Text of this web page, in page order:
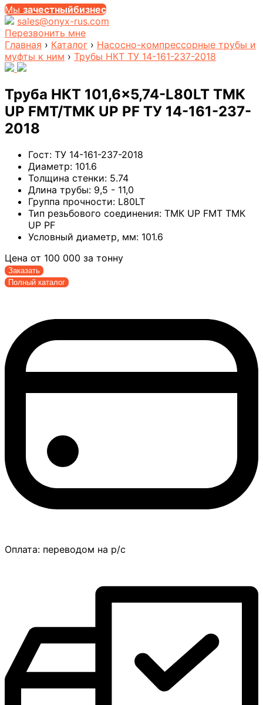
Мы зачестныйбизнес
sales@onyx-rus.com
Перезвонить мне
Главная › Каталог › Насосно-компрессорные трубы и
муфты к ним › Трубы НКТ ТУ 14-161-237-2018
Труба НКТ 101,6×5,74-L80LT ТМК
UP FMT/ТМК UP PF ТУ 14-161-237-
2018
Гост: ТУ 14-161-237-2018
Диаметр: 101.6
Толщина стенки: 5.74
Длина трубы: 9,5 - 11,0
Группа прочности: L80LT
Тип резьбового соединения: ТМК UP FMT ТМК
UP PF
Условный диаметр, мм: 101.6
Цена от 100 000 за тонну
Заказать
Полный каталог
Оплата: переводом на р/с